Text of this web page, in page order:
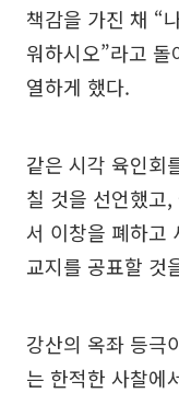
책감을 가진 채 “
워하시오”라고
열하게 했다.
같은 시각 육인회
칠 것을 선언했고
서 이창을 폐하고
교지를 공표할 것
강산의 옥좌 등극
는 한적한 사찰에